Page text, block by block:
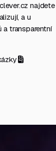
najdete
a u
a transparentní